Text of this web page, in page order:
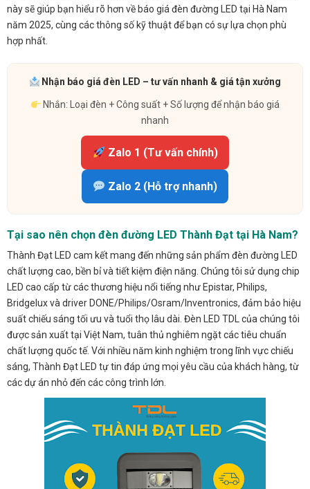
này sẽ giúp bạn hiểu rõ hơn về báo giá đèn đường LED tại Hà Nam
năm 2025, cùng các thông số kỹ thuật để bạn có sự lựa chọn phù
hợp nhất.
Nhận báo giá đèn LED – tư vấn nhanh & giá tận xưởng
Nhắn: Loại đèn + Công suất + Số lượng để nhận báo giá
nhanh
Zalo 1 (Tư vấn chính)
Zalo 2 (Hỗ trợ nhanh)
Tại sao nên chọn đèn đường LED Thành Đạt tại Hà Nam?
Thành Đạt LED cam kết mang đến những sản phẩm đèn đường LED
chất lượng cao, bền bỉ và tiết kiệm điện năng. Chúng tôi sử dụng chip
LED cao cấp từ các thương hiệu nổi tiếng như Epistar, Philips,
Bridgelux và driver DONE/Philips/Osram/Inventronics, đảm bảo hiệu
suất chiếu sáng tối ưu và tuổi thọ lâu dài. Đèn LED TDL của chúng tôi
được sản xuất tại Việt Nam, tuân thủ nghiêm ngặt các tiêu chuẩn
chất lượng quốc tế. Với nhiều năm kinh nghiệm trong lĩnh vực chiếu
sáng, Thành Đạt LED tự tin đáp ứng mọi yêu cầu của khách hàng, từ
các dự án nhỏ đến các công trình lớn.